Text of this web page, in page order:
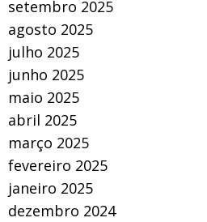
setembro 2025
agosto 2025
julho 2025
junho 2025
maio 2025
abril 2025
março 2025
fevereiro 2025
janeiro 2025
dezembro 2024